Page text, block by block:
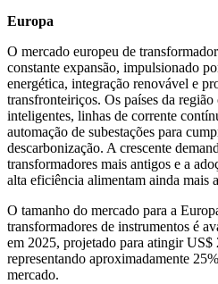
Europa
O mercado europeu de
constante expansão, impulsionado
energética, integração renovável e
transfronteiriços. Os países da região
inteligentes, linhas de corrente
automação de subestações para
descarbonização. A crescente
transformadores mais antigos e a
alta eficiência alimentam ainda mais
O tamanho do mercado para a
transformadores de instrumentos é
em 2025, projetado para atingir US$
representando aproximadamente
mercado.